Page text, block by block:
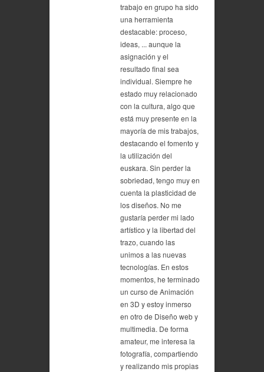
trabajo en grupo ha sido
una herramienta
destacable: proceso,
ideas, ... aunque la
asignación y el
resultado final sea
individual. Siempre he
estado muy relacionado
con la cultura, algo que
está muy presente en la
mayoría de mis trabajos,
destacando el fomento y
la utilización del
euskara. Sin perder la
sobriedad, tengo muy en
cuenta la plasticidad de
los diseños. No me
gustaría perder mi lado
artístico y la libertad del
trazo, cuando las
unimos a las nuevas
tecnologías. En estos
momentos, he terminado
un curso de Animación
en 3D y estoy inmerso
en otro de Diseño web y
multimedia. De forma
amateur, me interesa la
fotografía, compartiendo
y realizando mis propias